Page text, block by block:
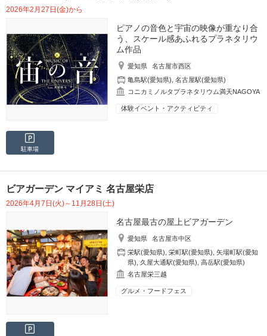
2026年2月27日(金)から
ピアノの音色と宇宙の映像が重なり合
う、スケール感あふれるプラネタリウ
ム作品
愛知県
名古屋市西区
亀島駅(愛知県) ,名古屋駅(愛知県)
コニカミノルタプラネタリウム満天NAGOYA
体験イベント・アクティビティ
駐車場
ビアガーデン マイアミ 名古屋栄店
2026年4月7日(火)～11月28日(土)
名古屋最古の屋上ビアガーデン
愛知県
名古屋市中区
栄駅(愛知県) ,栄町駅(愛知県) ,矢場町駅(愛知
県) ,久屋大通駅(愛知県) ,高岳駅(愛知県)
名古屋栄三越
グルメ・フードフェス